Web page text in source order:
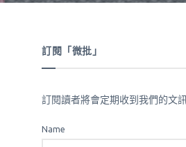
訂閱「微批」
訂閱讀者將會定期收到我們的文訊
Name